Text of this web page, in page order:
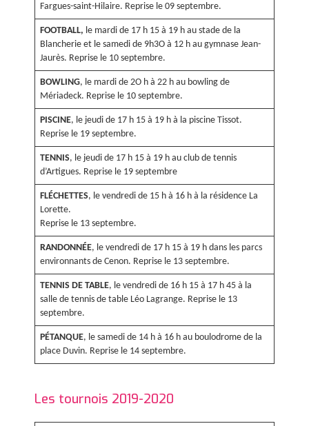
Fargues-saint-Hilaire. Reprise le 09 septembre.
FOOTBALL, le mardi de 17 h 15 à 19 h au stade de la
Blancherie et le samedi de 9h3O à 12 h au gymnase Jean-
Jaurès. Reprise le 10 septembre.
BOWLING, le mardi de 2O h à 22 h au bowling de
Mériadeck. Reprise le 10 septembre.
PISCINE, le jeudi de 17 h 15 à 19 h à la piscine Tissot.
Reprise le 19 septembre.
TENNIS, le jeudi de 17 h 15 à 19 h au club de tennis
d’Artigues. Reprise le 19 septembre
FLÉCHETTES, le vendredi de 15 h à 16 h à la résidence La
Lorette.
Reprise le 13 septembre.
RANDONNÉE, le vendredi de 17 h 15 à 19 h dans les parcs
environnants de Cenon. Reprise le 13 septembre.
TENNIS DE TABLE, le vendredi de 16 h 15 à 17 h 45 à la
salle de tennis de table Léo Lagrange. Reprise le 13
septembre.
PÉTANQUE, le samedi de 14 h à 16 h au boulodrome de la
place Duvin. Reprise le 14 septembre.
Les tournois 2019-2020